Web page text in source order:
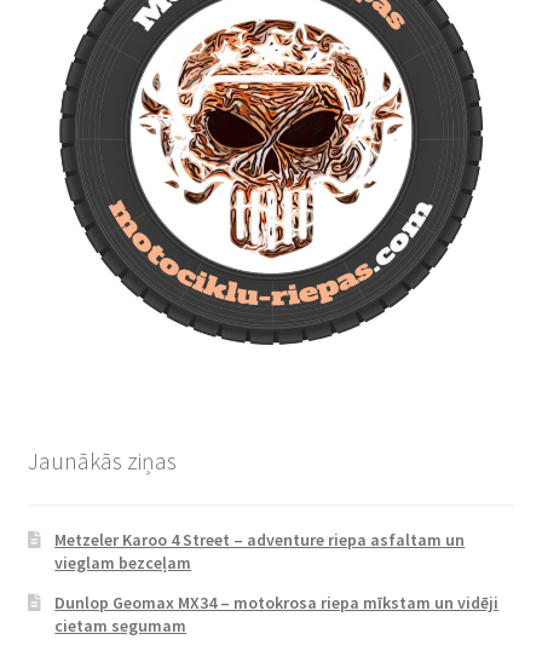
Jaunākās ziņas
Metzeler Karoo 4 Street – adventure riepa asfaltam un
vieglam bezceļam
Dunlop Geomax MX34 – motokrosa riepa mīkstam un vidēji
cietam segumam